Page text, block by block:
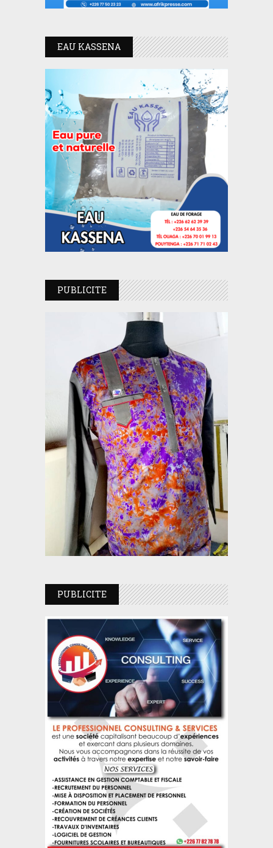
EAU KASSENA
PUBLICITE
PUBLICITE